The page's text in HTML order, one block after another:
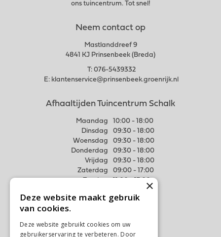
ons tuincentrum. Tot snel!
Neem contact op
Mastlanddreef 9
4841 KJ Prinsenbeek (Breda)
T: 076-5439332
E: klantenservice@prinsenbeek.groenrijk.nl
Afhaaltijden Tuincentrum Schalk
Maandag
10:00 - 18:00
Dinsdag
09:30 - 18:00
Woensdag
09:30 - 18:00
Donderdag
09:30 - 18:00
Vrijdag
09:30 - 18:00
Zaterdag
09:00 - 17:00
Meer weten
Algemene voorwaarden
Privacy Statement
×
Deze website maakt gebruik
van cookies.
Deze website gebruikt cookies om uw
gebruikerservaring te verbeteren. Door